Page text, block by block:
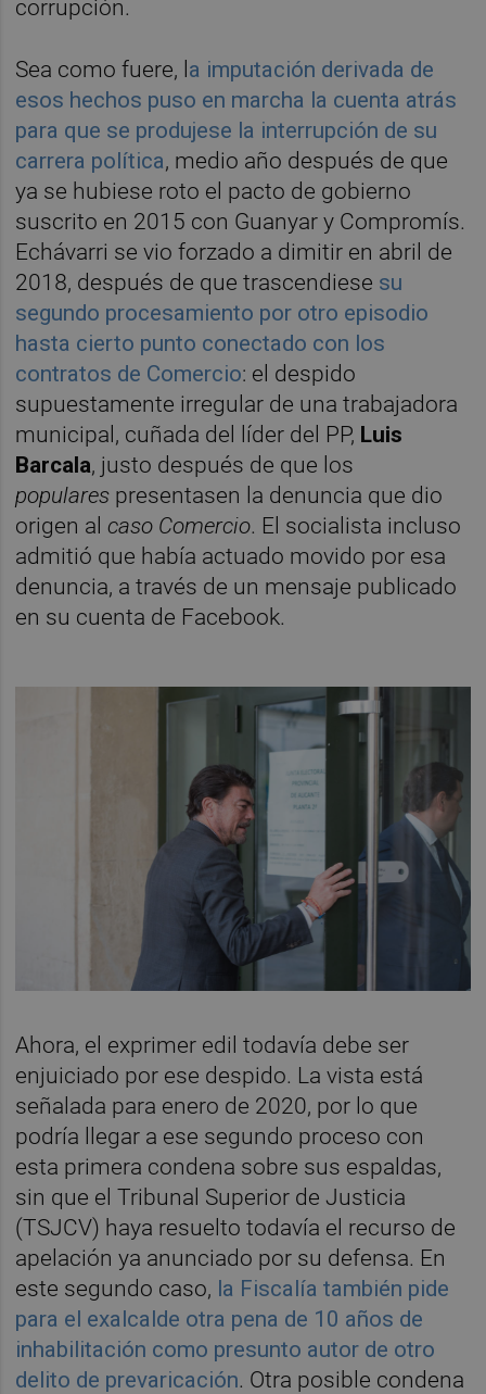
corrupción.
Sea como fuere, l a imputación derivada de
esos hechos puso en marcha la cuenta atrás
para que se produjese la interrupción de su
carrera política, medio año después de que
ya se hubiese roto el pacto de gobierno
suscrito en 2015 con Guanyar y Compromís.
Echávarri se vio forzado a dimitir en abril de
2018, después de que trascendiese su
segundo procesamiento por otro episodio
hasta cierto punto conectado con los
contratos de Comercio: el despido
supuestamente irregular de una trabajadora
municipal, cuñada del líder del PP, Luis
Barcala, justo después de que los
populares presentasen la denuncia que dio
origen alcaso Comercio. El socialista incluso
admitió que había actuado movido por esa
denuncia, a través de un mensaje publicado
en su cuenta de Facebook.
Ahora, el exprimer edil todavía debe ser
enjuiciado por ese despido. La vista está
señalada para enero de 2020, por lo que
podría llegar a ese segundo proceso con
esta primera condena sobre sus espaldas,
sin que el Tribunal Superior de Justicia
(TSJCV) haya resuelto todavía el recurso de
apelación ya anunciado por su defensa. En
este segundo caso, la Fiscalía también pide
para el exalcalde otra pena de 10 años de
inhabilitación como presunto autor de otro
delito de prevaricación. Otra posible condena